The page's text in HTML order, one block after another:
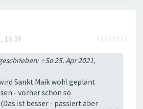
16:39 #1556133
↑So 25. Apr 2021,
Sankt Maik wohl geplant
- vorher schon so
ist besser - passiert aber